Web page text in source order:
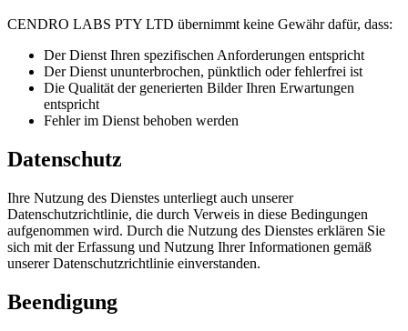
CENDRO LABS PTY LTD übernimmt keine Gewähr dafür, dass:
Der Dienst Ihren spezifischen Anforderungen entspricht
Der Dienst ununterbrochen, pünktlich oder fehlerfrei ist
Die Qualität der generierten Bilder Ihren Erwartungen
entspricht
Fehler im Dienst behoben werden
Datenschutz
Ihre Nutzung des Dienstes unterliegt auch unserer
Datenschutzrichtlinie, die durch Verweis in diese Bedingungen
aufgenommen wird. Durch die Nutzung des Dienstes erklären Sie
sich mit der Erfassung und Nutzung Ihrer Informationen gemäß
unserer Datenschutzrichtlinie einverstanden.
Beendigung